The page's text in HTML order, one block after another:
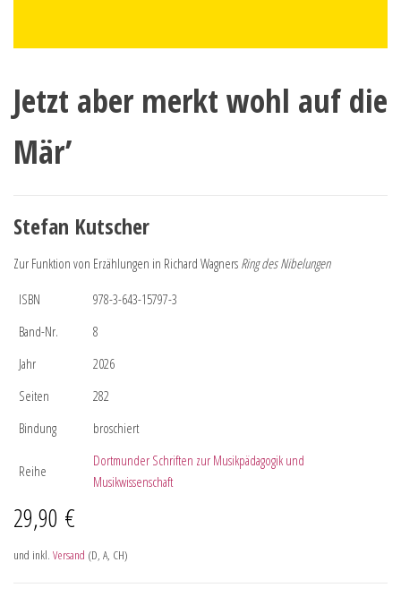
Jetzt aber merkt wohl auf die
Mär’
Stefan Kutscher
Zur Funktion von Erzählungen in Richard Wagners Ring des Nibelungen
ISBN
978-3-643-15797-3
Band-Nr.
8
Jahr
2026
Seiten
282
Bindung
broschiert
Reihe
Dortmunder Schriften zur Musikpädagogik und
Musikwissenschaft
29,90 €
und inkl. Versand (D, A, CH)